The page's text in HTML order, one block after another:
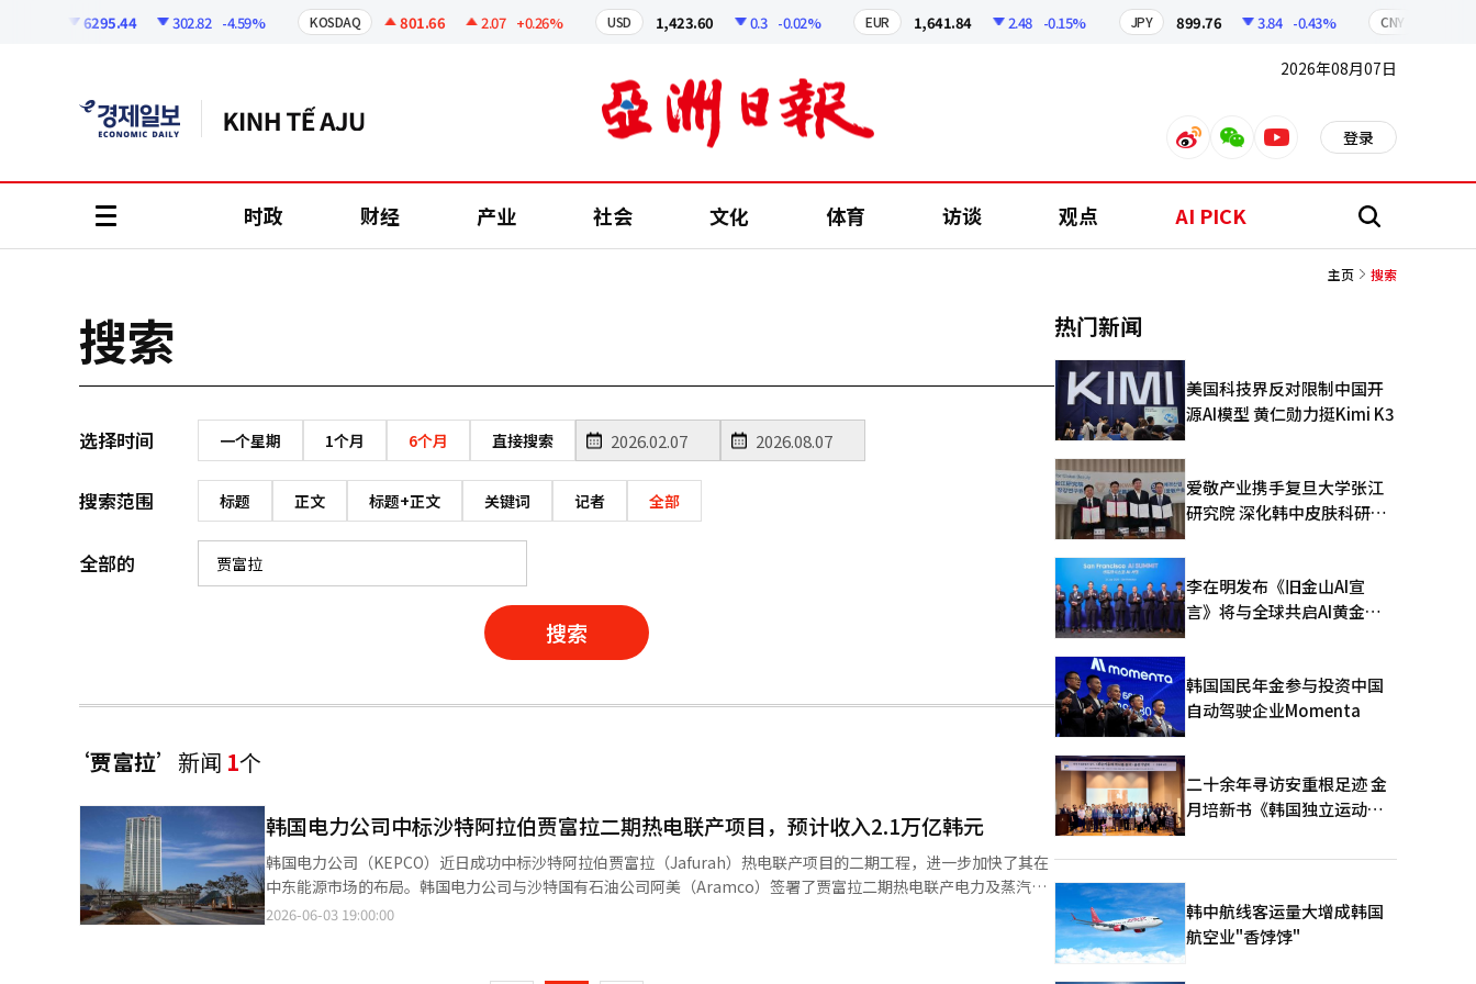
6295.44 302.82 -4.59% KOSDAQ 801.66 2.07 +0.26% USD 1,423.60 0.3 -0.02% EUR 1,641.84 2.48 -0.15% JPY 899.76 3.84 -0.43% CNY
2026年08月07日
weiboweixinyoutube 登录
时政 财经 产业 社会 文化 体育 访谈 观点 AI PICK 搜
主页 搜索
搜索
选择时间 一个星期 1个月 6个月 直接搜索
搜索范围 标题 正文 标题+正文 关键词 记者 全部
全部的
搜索
‘贾富拉’ 新闻 1个
韩国电力公司中标沙特阿拉伯贾富拉二期热电联产项目，预计收入2.1万亿韩元
韩国电力公司（KEPCO）近日成功中标沙特阿拉伯贾富拉（Jafurah）热电联产项目的二期工程，进一步加快了其在
中东能源市场的布局。韩国电力公司与沙特国有石油公司阿美（Aramco）签署了贾富拉二期热电联产电力及蒸汽销
售合同，并与斗山能源（Doosan Enerbility）完成了建设合同的签署。该项目计划建设一座装机容量为331MW、每
2026-06-03 19:00:00
热门新闻
美国科技界反对限制中国开
源AI模型 黄仁勋力挺Kimi K3
爱敬产业携手复旦大学张江
研究院 深化韩中皮肤科研合
李在明发布《旧金山AI宣
言》将与全球共启AI黄金时
韩国国民年金参与投资中国
自动驾驶企业Momenta
二十余年寻访安重根足迹 金
月培新书《韩国独立运动圣
版
韩中航线客运量大增成韩国
航空业"香饽饽"